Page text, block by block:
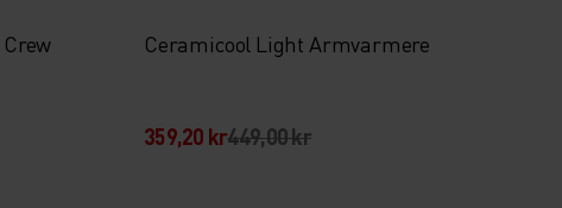
Ceramicool Light Armvarmere
359,20 kr449,00 kr